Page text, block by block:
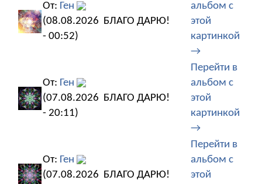
От: Ген
(08.08.2026
- 00:52)
БЛАГО ДАРЮ!
альбом с
этой
картинкой
→
От: Ген
(07.08.2026
- 20:11)
БЛАГО ДАРЮ!
Перейти в
альбом с
этой
картинкой
→
От: Ген
(07.08.2026 БЛАГО ДАРЮ!
Перейти в
альбом с
этой